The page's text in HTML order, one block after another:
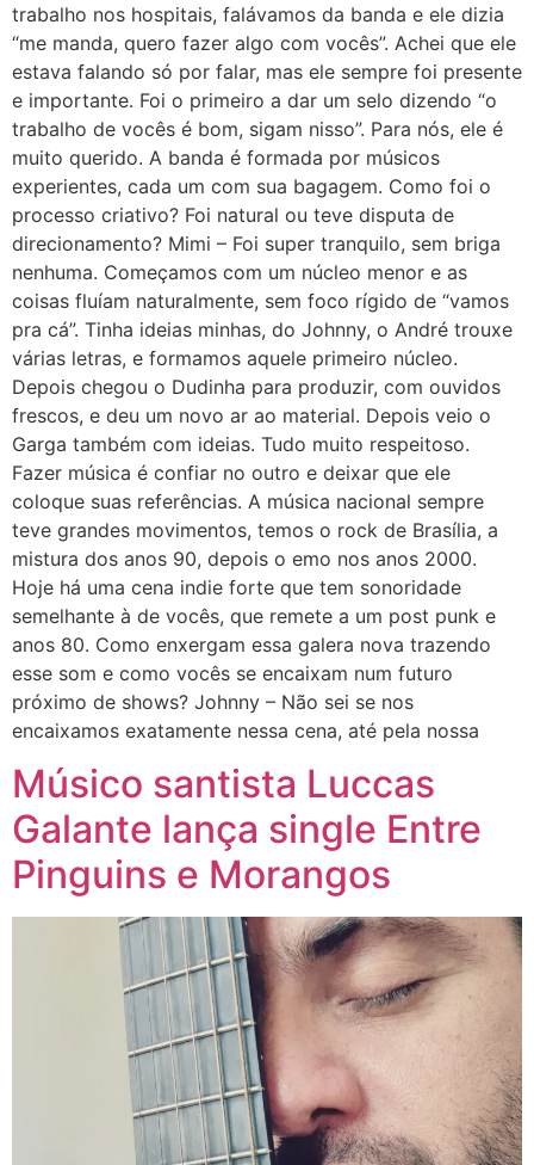
trabalho nos hospitais, falávamos da banda e ele dizia
“me manda, quero fazer algo com vocês”. Achei que ele
estava falando só por falar, mas ele sempre foi presente
e importante. Foi o primeiro a dar um selo dizendo “o
trabalho de vocês é bom, sigam nisso”. Para nós, ele é
muito querido. A banda é formada por músicos
experientes, cada um com sua bagagem. Como foi o
processo criativo? Foi natural ou teve disputa de
direcionamento? Mimi – Foi super tranquilo, sem briga
nenhuma. Começamos com um núcleo menor e as
coisas fluíam naturalmente, sem foco rígido de “vamos
pra cá”. Tinha ideias minhas, do Johnny, o André trouxe
várias letras, e formamos aquele primeiro núcleo.
Depois chegou o Dudinha para produzir, com ouvidos
frescos, e deu um novo ar ao material. Depois veio o
Garga também com ideias. Tudo muito respeitoso.
Fazer música é confiar no outro e deixar que ele
coloque suas referências. A música nacional sempre
teve grandes movimentos, temos o rock de Brasília, a
mistura dos anos 90, depois o emo nos anos 2000.
Hoje há uma cena indie forte que tem sonoridade
semelhante à de vocês, que remete a um post punk e
anos 80. Como enxergam essa galera nova trazendo
esse som e como vocês se encaixam num futuro
próximo de shows? Johnny – Não sei se nos
encaixamos exatamente nessa cena, até pela nossa
Músico santista Luccas
Galante lança single Entre
Pinguins e Morangos